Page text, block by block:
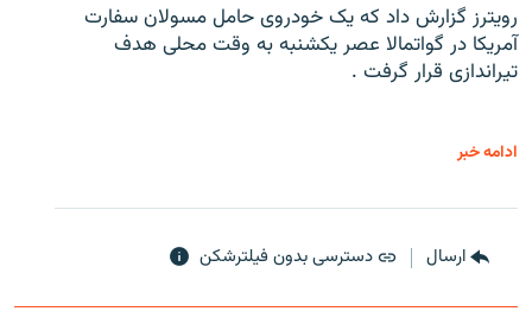
رویترز گزارش داد که یک خودروی حامل مسولان سفارت
آمریکا در گواتمالا عصر یکشنبه به وقت محلی هدف
تیراندازی قرار گرفت .
ادامه خبر
ارسال دسترسی بدون فیلترشکن